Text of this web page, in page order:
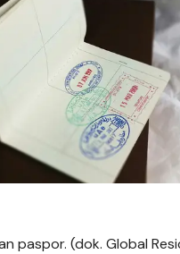
paspor. (dok. Global